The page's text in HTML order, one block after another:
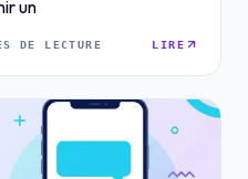
un
DE LECTURE LIRE